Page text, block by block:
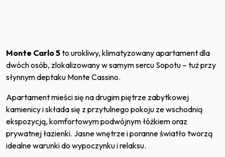
Monte Carlo 5to urokliwy, klimatyzowany apartament dla
dwóch osób, zlokalizowany w samym sercu Sopotu – tuż przy
słynnym deptaku Monte Cassino.
Apartament mieści się na drugim piętrze zabytkowej
kamienicy i składa się z przytulnego pokoju ze wschodnią
ekspozycją, komfortowym podwójnym łóżkiem oraz
prywatnej łazienki. Jasne wnętrze i poranne światło tworzą
idealne warunki do wypoczynku i relaksu.